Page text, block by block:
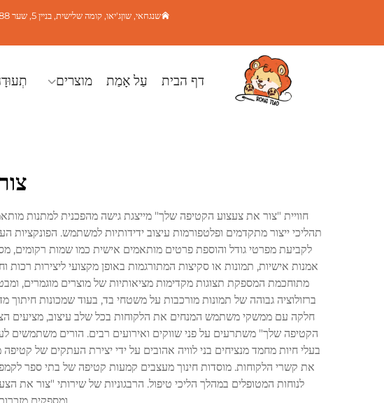
שנגחאי, שוןג'יאו, קומה שלישית, בניין 5, שער 288, דרך רונקסינג
דף הבית עַל אָמַת מוצרים
חוויית "צור את צעצוע הקטיפה שלך" מייצגת גישה מהפכנית למתנות
תהליכי ייצור מתקדמים ופלטפורמות עיצוב ידידותיות למשתמש.
לקביעת מפרטי גודל והוספת פרטים מותאמים אישית כמו שמות רקומים,
אמנות אישיות, תמונות או סקיצות המתורגמות באופן מקצועי ליצירות
מתוחכמת המספקת תצוגות מקדימות מציאותיות של מוצרים מוגמרים,
ברזולוציה גבוהה של תמונות מורכבות על משטחי בד, בעוד שמכונות
חלקה עם ממשקי משתמש המנחים את הלקוחות בכל שלב עיצוב, מציעים
הקטיפה שלך" משתרעים על פני שווקים ואירועים רבים. הורים משתמשים
בעלי חיות מחמד מנציחים בני לוויה אהובים על ידי יצירת העתקים של
את קשרי הלקוחות. מוסדות חינוך מעצבים קמעות קטיפה של בתי ספר
לנוחות המטופלים במהלך הליכי טיפול. הרבגוניות של שירותי "צור את